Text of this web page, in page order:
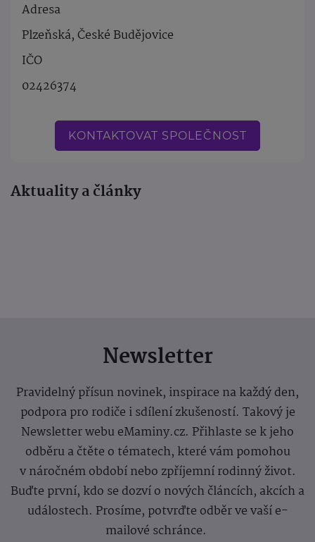
Adresa
Plzeňská, České Budějovice
IČO
02426374
KONTAKTOVAT SPOLEČNOST
Aktuality a články
Newsletter
Pravidelný přísun novinek, inspirace na každý den,
podpora pro rodiče i sdílení zkušeností. Takový je
Newsletter webu eMaminy.cz. Přihlaste se k jeho
odběru a čtěte o tématech, které vám pomohou
v náročném období nebo zpříjemní rodinný život.
Buďte první, kdo se dozví o nových článcích, akcích a
událostech. Prosíme, potvrďte odběr ve vaší e-
mailové schránce.